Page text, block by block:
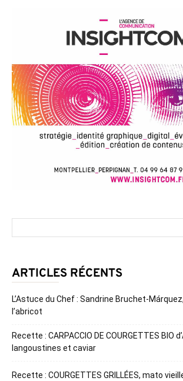
ARTICLES RÉCENTS
L’Astuce du Chef : Sandrine Bruchet-Márquez,
l’abricot
Recette : CARPACCIO DE COURGETTES BIO
langoustines et caviar
Recette : COURGETTES GRILLÉES, mato